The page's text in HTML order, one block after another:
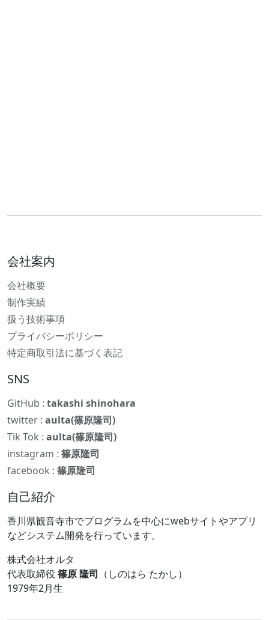
会社案内
会社概要
制作実績
扱う技術事項
プライバシーポリシー
特定商取引法に基づく表記
SNS
GitHub : takashi shinohara
twitter : aulta(篠原隆司)
Tik Tok : aulta(篠原隆司)
instagram : 篠原隆司
facebook : 篠原隆司
自己紹介
香川県観音寺市でプログラムを中心にwebサイトやアプリ
などシステム開発を行っています。
株式会社オルタ
代表取締役 篠原 隆司 （しのはら たかし）
1979年2月生